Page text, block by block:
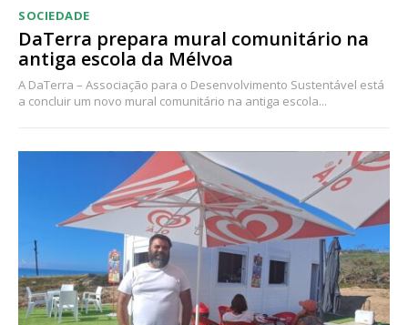
SOCIEDADE
DaTerra prepara mural comunitário na
antiga escola da Mélvoa
A DaTerra – Associação para o Desenvolvimento Sustentável está
a concluir um novo mural comunitário na antiga escola...